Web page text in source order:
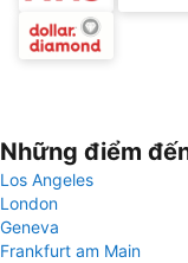
Những điểm
Los Angeles
London
Geneva
Frankfurt am Main